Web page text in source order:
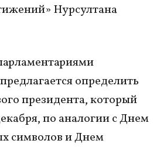
Нурсултана
определить
президента, который
по аналогии с Днем
символов и Днем